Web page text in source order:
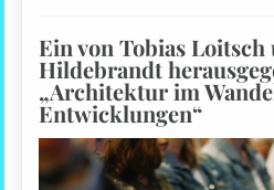
Ein von Tobias
Hildebrandt
„Architektur im
Entwicklungen“